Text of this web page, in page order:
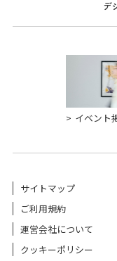
デ
イベント
サイトマップ
ご利用規約
運営会社について
クッキーポリシー